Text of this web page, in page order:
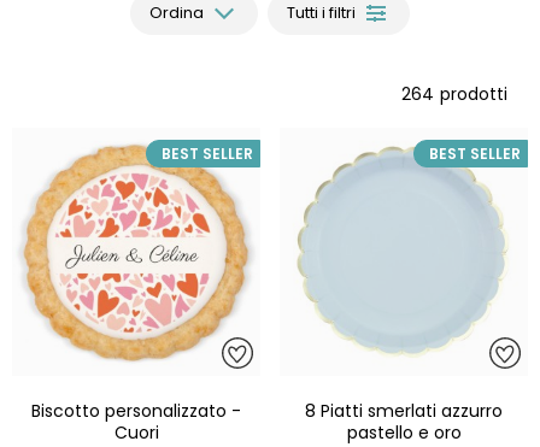
Ordina Tutti i filtri
264 prodotti
BEST SELLER
Biscotto personalizzato -
Cuori
BEST SELLER
8 Piatti smerlati azzurro
pastello e oro